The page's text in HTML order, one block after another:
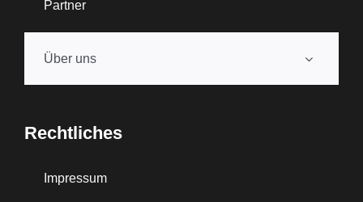
Partner
Über uns
Rechtliches
Impressum